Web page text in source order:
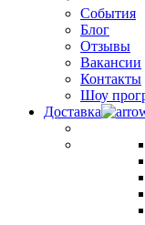
События
Блог
Отзывы
Вакансии
Контакты
Шоу
Доставка